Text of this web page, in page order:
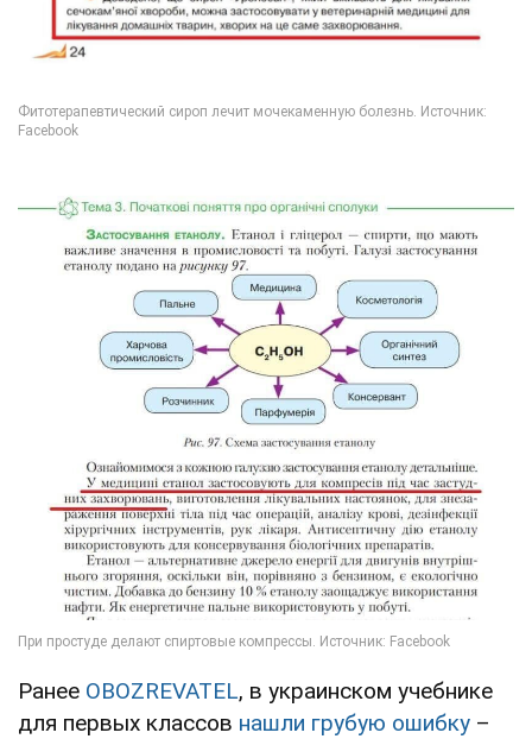
Ранее OBOZREVATEL, в украинском учебнике
для первых классов нашли грубую ошибку –